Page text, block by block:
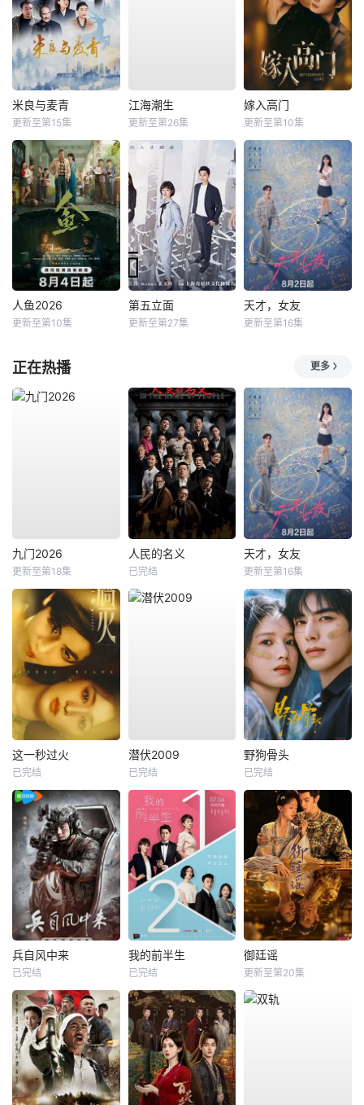
米良与麦青
更新至第15集
江海潮生
更新至第26集
嫁入高门
更新至第10集
人鱼2026
更新至第10集
第五立面
更新至第27集
天才，女友
更新至第16集
正在热播 更多
九门2026
更新至第18集
人民的名义
已完结
天才，女友
更新至第16集
这一秒过火
已完结
潜伏2009
已完结
野狗骨头
已完结
兵自风中来
已完结
我的前半生
已完结
御廷谣
更新至第20集